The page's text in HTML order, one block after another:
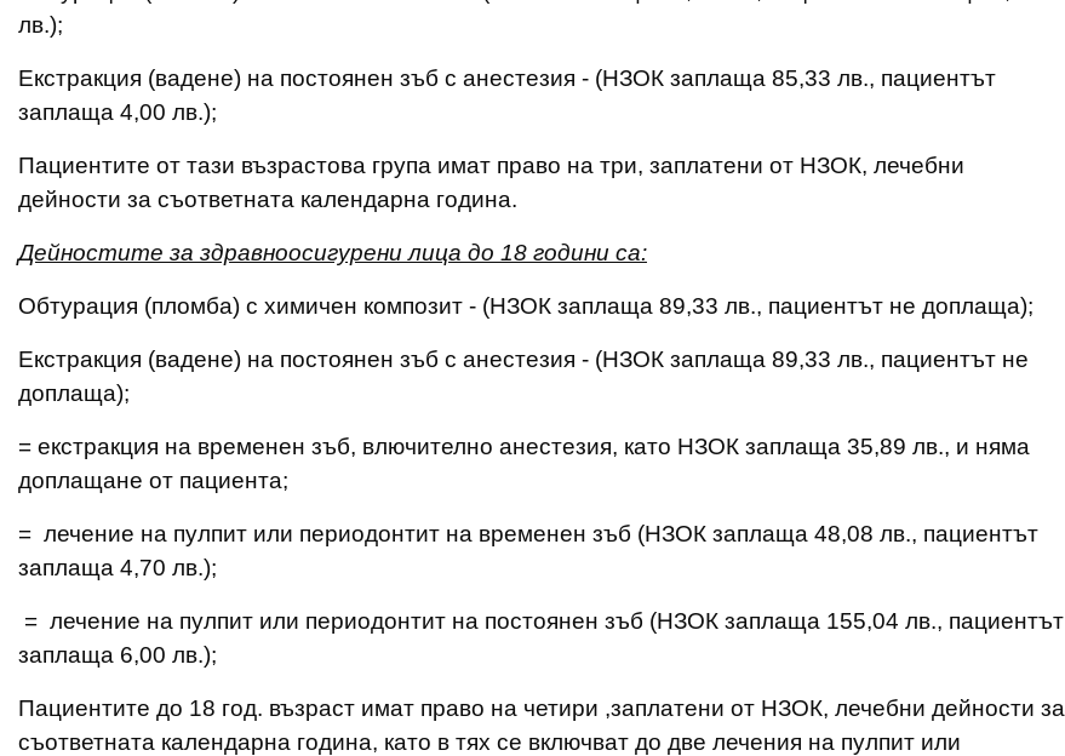
лв.);
Eкстракция (вадене) на постоянен зъб с анестезия - (НЗОК заплаща 85,33 лв., пациентът
заплаща 4,00 лв.);
Пациентите от тази възрастова група имат право на три, заплатени от НЗОК, лечебни
дейности за съответната календарна година.
Дейностите за здравноосигурени лица до 18 години са:
Обтурация (пломба) с химичен композит - (НЗОК заплаща 89,33 лв., пациентът не доплаща);
Eкстракция (вадене) на постоянен зъб с анестезия - (НЗОК заплаща 89,33 лв., пациентът не
доплаща);
= eкстракция на временен зъб, влючително анестезия, като НЗОК заплаща 35,89 лв., и няма
доплащане от пациента;
= лечение на пулпит или периодонтит на временен зъб (НЗОК заплаща 48,08 лв., пациентът
заплаща 4,70 лв.);
= лечение на пулпит или периодонтит на постоянен зъб (НЗОК заплаща 155,04 лв., пациентът
заплаща 6,00 лв.);
Пациентите до 18 год. възраст имат право на четири ,заплатени от НЗОК, лечебни дейности за
съответната календарна година, като в тях се включват до две лечения на пулпит или